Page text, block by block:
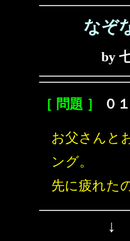
なぞ
by
［ 問題 ］ ０
お父さんと
ング。
先に疲れた
↓